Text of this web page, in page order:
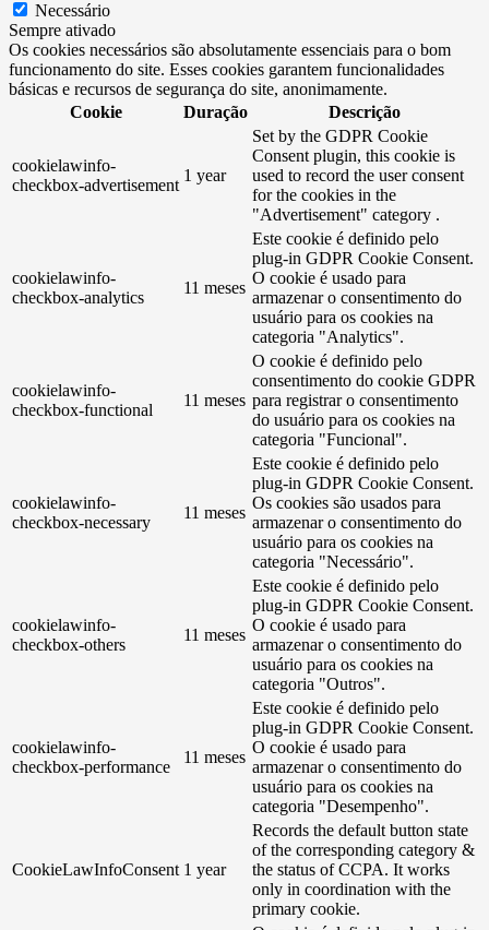
Necessário
Sempre ativado
Os cookies necessários são absolutamente essenciais para o bom
funcionamento do site. Esses cookies garantem funcionalidades
básicas e recursos de segurança do site, anonimamente.
Cookie
Duração Descrição
cookielawinfo-
checkbox-advertisement
1 year
Set by the GDPR Cookie
Consent plugin, this cookie is
used to record the user consent
for the cookies in the
"Advertisement" category .
cookielawinfo-
checkbox-analytics
11 meses
Este cookie é definido pelo
plug-in GDPR Cookie Consent.
O cookie é usado para
armazenar o consentimento do
usuário para os cookies na
categoria "Analytics".
cookielawinfo-
checkbox-functional
11 meses
O cookie é definido pelo
consentimento do cookie GDPR
para registrar o consentimento
do usuário para os cookies na
categoria "Funcional".
cookielawinfo-
checkbox-necessary
11 meses
Este cookie é definido pelo
plug-in GDPR Cookie Consent.
Os cookies são usados ​​para
armazenar o consentimento do
usuário para os cookies na
categoria "Necessário".
cookielawinfo-
checkbox-others
11 meses
Este cookie é definido pelo
plug-in GDPR Cookie Consent.
O cookie é usado para
armazenar o consentimento do
usuário para os cookies na
categoria "Outros".
cookielawinfo-
checkbox-performance
11 meses
Este cookie é definido pelo
plug-in GDPR Cookie Consent.
O cookie é usado para
armazenar o consentimento do
usuário para os cookies na
categoria "Desempenho".
CookieLawInfoConsent 1 year
Records the default button state
of the corresponding category &
the status of CCPA. It works
only in coordination with the
primary cookie.